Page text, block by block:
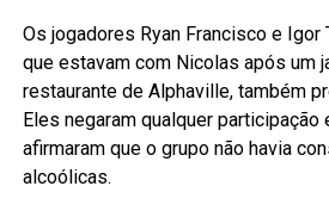
Os jogadores Ryan Francisco e Igor
que estavam com Nicolas após um
restaurante de Alphaville, também
Eles negaram qualquer participação
afirmaram que o grupo não havia
alcoólicas.